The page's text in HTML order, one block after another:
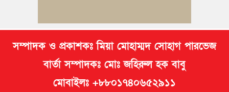
সম্পাদক ও প্রকাশকঃ মিয়া মোহাম্মদ সোহাগ পারভেজ
বার্তা সম্পাদকঃ মোঃ জহিরুল হক বাবু
মোবাইলঃ +৮৮০১৭৪০৬৫২৯১১